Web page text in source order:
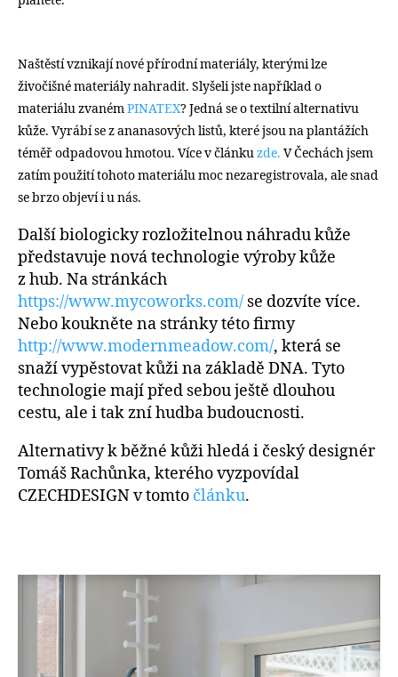
Naštěstí vznikají nové přírodní materiály, kterými lze
živočišné materiály nahradit. Slyšeli jste například o
materiálu zvanémPINATEX? Jedná se o textilní alternativu
kůže. Vyrábí se z ananasových listů, které jsou na plantážích
téměř odpadovou hmotou. Více v článkuzde. V Čechách jsem
zatím použití tohoto materiálu moc nezaregistrovala, ale snad
se brzo objeví i u nás.
Další biologicky rozložitelnou náhradu kůže
představuje nová technologie výroby kůže
z hub. Na stránkách
https://www.mycoworks.com/ se dozvíte více.
Nebo koukněte na stránky této firmy
http://www.modernmeadow.com/, která se
snaží vypěstovat kůži na základě DNA. Tyto
technologie mají před sebou ještě dlouhou
cestu, ale i tak zní hudba budoucnosti.
Alternativy k běžné kůži hledá i český designér
Tomáš Rachůnka, kterého vyzpovídal
CZECHDESIGN v tomto článku.